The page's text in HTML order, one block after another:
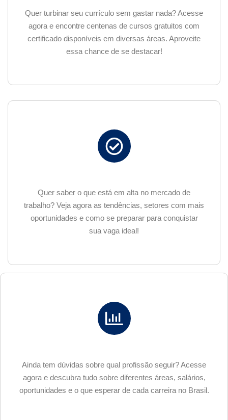
Quer turbinar seu currículo sem gastar nada? Acesse
agora e encontre centenas de cursos gratuitos com
certificado disponíveis em diversas áreas. Aproveite
essa chance de se destacar!
Quer saber o que está em alta no mercado de
trabalho? Veja agora as tendências, setores com mais
oportunidades e como se preparar para conquistar
sua vaga ideal!
Ainda tem dúvidas sobre qual profissão seguir? Acesse
agora e descubra tudo sobre diferentes áreas, salários,
oportunidades e o que esperar de cada carreira no Brasil.